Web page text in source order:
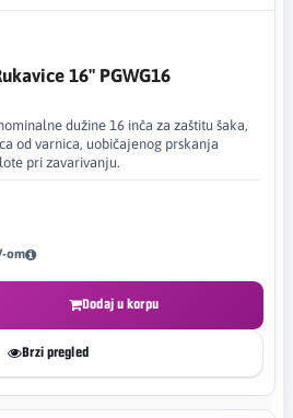
16" PGWG16
dužine 16 inča za zaštitu šaka,
od varnica, uobičajenog prskanja
pri zavarivanju.
om
Dodaj u korpu
Brzi pregled